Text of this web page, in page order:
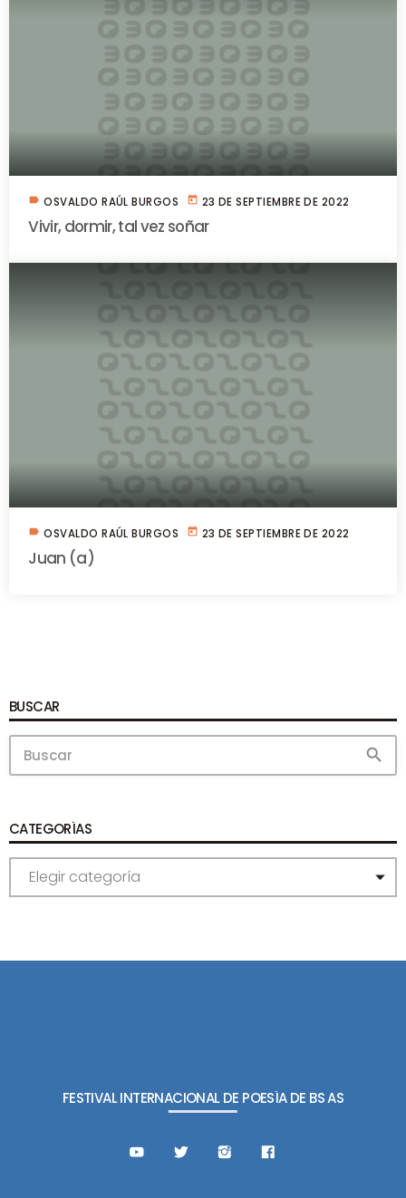
label OSVALDO RAÚL BURGOS today 23 DE SEPTIEMBRE DE 2022
Vivir, dormir, tal vez soñar
label OSVALDO RAÚL BURGOS today 23 DE SEPTIEMBRE DE 2022
Juan (a)
BUSCAR
search
CATEGORÍAS
C
T
R
FESTIVAL INTERNACIONAL DE POESÍA DE BS AS